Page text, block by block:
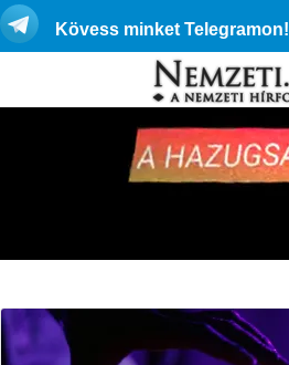
Kövess minket Telegramon!